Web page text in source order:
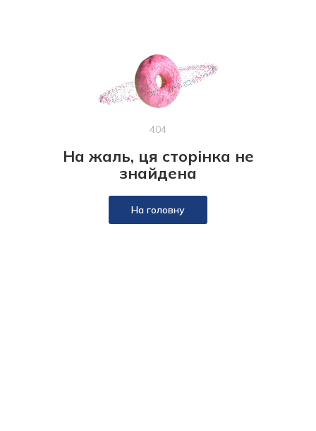
404
На жаль, ця сторінка не
знайдена
На головну